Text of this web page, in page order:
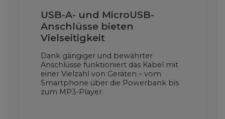
USB-A- und MicroUSB-
Anschlüsse bieten
Vielseitigkeit
Dank gängiger und bewährter
Anschlüsse funktioniert das Kabel mit
einer Vielzahl von Geräten – vom
Smartphone über die Powerbank bis
zum MP3-Player.